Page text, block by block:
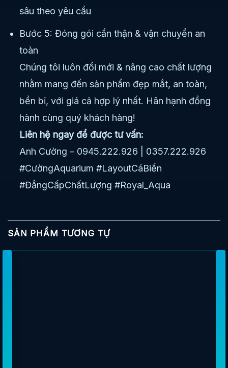
sâu theo yêu cầu
Bước 5: Đóng gói cẩn thận & vận chuyển an
toàn
Chúng tôi luôn đổi mới & nâng cao chất lượng
nhằm mang đến sản phẩm đẹp mắt, an toàn,
bền bỉ, với giá cả hợp lý nhất. Hân hạnh đồng
hành cùng quý khách hàng!
Liên hệ ngay để được tư vấn:
Anh Cường – 0945.222.926 | 0357.222.926
#CườngAquarium #LayoutCáBiển
#ĐẳngCấpChấtLượng #Royal_Aqua
SẢN PHẨM TƯƠNG TỰ